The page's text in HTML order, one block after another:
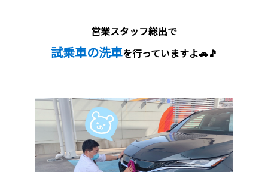
営業スタッフ総出で
試乗車の洗車を行っていますよ🚗🎵